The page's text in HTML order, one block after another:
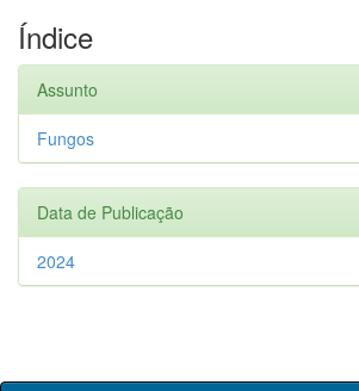
Índice
Assunto
Fungos
Data de Publicação
2024